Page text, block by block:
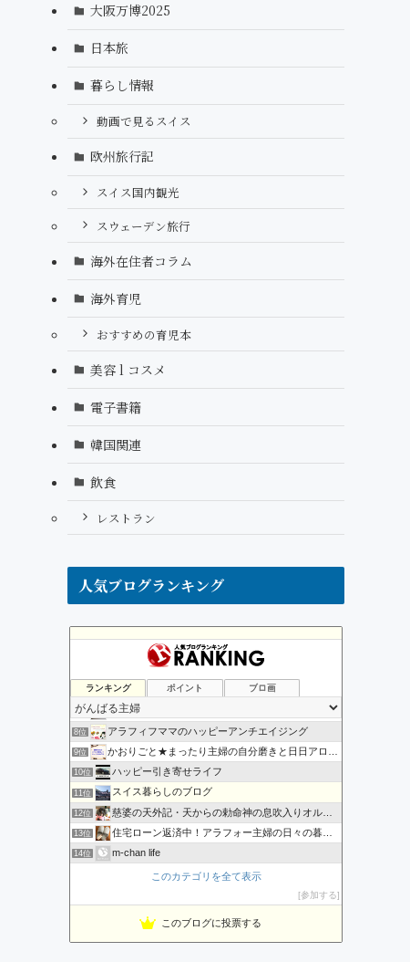
大阪万博2025
日本旅
暮らし情報
動画で見るスイス
欧州旅行記
スイス国内観光
スウェーデン旅行
海外在住者コラム
海外育児
おすすめの育児本
美容 l コスメ
電子書籍
韓国関連
飲食
レストラン
人気ブログランキング
ランキング ポイント ブロ画
そうだ!ドイツへ移住だっ!!
リンパドレナージュオーガニック 練馬 ひまわりのへや”ブログ
のりかの日々の幸せ日記
7位 子育てママの情報 | 恋愛・結婚・妊娠・出産・育児・子育て…
8位 アラフィフママのハッピーアンチエイジング
9位 かおりごと★まったり主婦の自分磨きと日日アロマ【ヒロブロ】
10位 ハッピー引き寄せライフ
11位 スイス暮らしのブログ
12位 慈婆の天外記・天からの勅命神の息吹入りオルゴナイト
13位 住宅ローン返済中！アラフォー主婦の日々の暮らし
14位 m-chan life
時間とお金と家業から自由になる！！ママ女将奮闘記
変わり者夫婦＊白黒小豆のほんわか＊安かわ＊言の葉＊のーと
このカテゴリを全て表示
参加する
このブログに投票する